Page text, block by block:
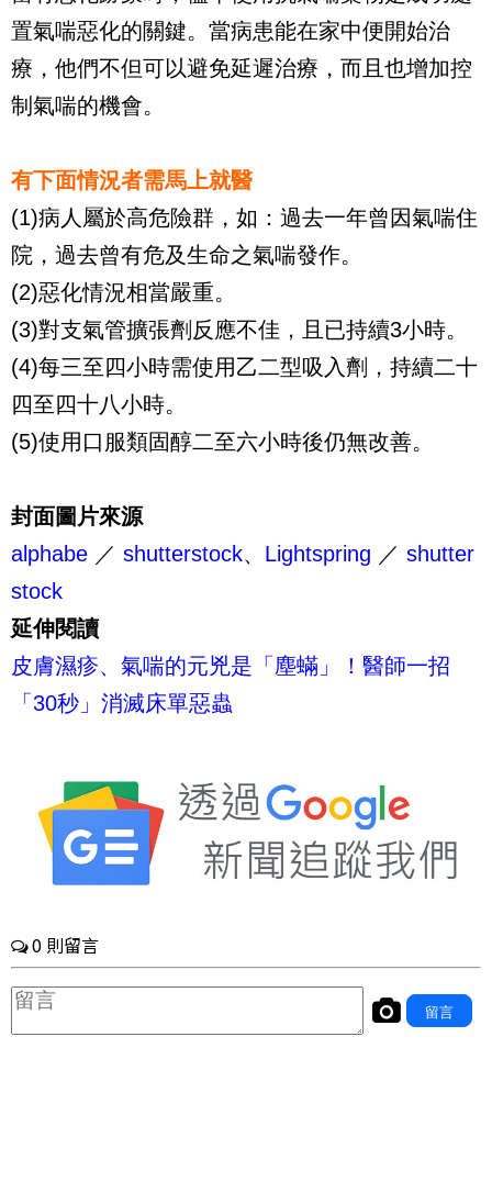
置氣喘惡化的關鍵。當病患能在家中便開始治
療，他們不但可以避免延遲治療，而且也增加控
制氣喘的機會。
有下面情況者需馬上就醫
(1)病人屬於高危險群，如：過去一年曾因氣喘住
院，過去曾有危及生命之氣喘發作。
(2)惡化情況相當嚴重。
(3)對支氣管擴張劑反應不佳，且已持續3小時。
(4)每三至四小時需使用乙二型吸入劑，持續二十
四至四十八小時。
(5)使用口服類固醇二至六小時後仍無改善。
封面圖片來源
alphabe ／ shutterstock、 Lightspring ／ shutter
stock
延伸閱讀
皮膚濕疹、氣喘的元兇是「塵蟎」！醫師一招
「30秒」消滅床單惡蟲